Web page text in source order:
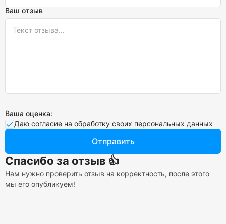
Ваш отзыв
Ваша оценка:
Даю согласие на обработку своих персональных данных
Отправить
Спасибо за отзыв 👍
Нам нужно проверить отзыв на корректность, после этого
мы его опубликуем!